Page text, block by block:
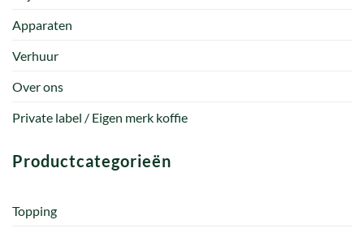
Apparaten
Verhuur
Over ons
Private label / Eigen merk koffie
Productcategorieën
Topping